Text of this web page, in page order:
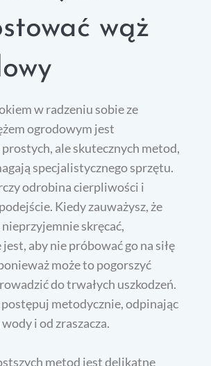
wąż
w radzeniu sobie ze
ogrodowym jest
ale skutecznych metod,
specjalistycznego sprzętu.
odrobina cierpliwości i
Kiedy zauważysz, że
nieprzyjemnie skręcać,
aby nie próbować go na siłę
może to pogorszyć
do trwałych uszkodzeń.
metodycznie, odpinając
i od zraszacza.
metod jest delikatne